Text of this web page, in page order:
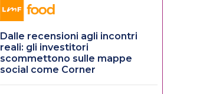
Dalle recensioni agli incontri
reali: gli investitori
scommettono sulle mappe
social come Corner